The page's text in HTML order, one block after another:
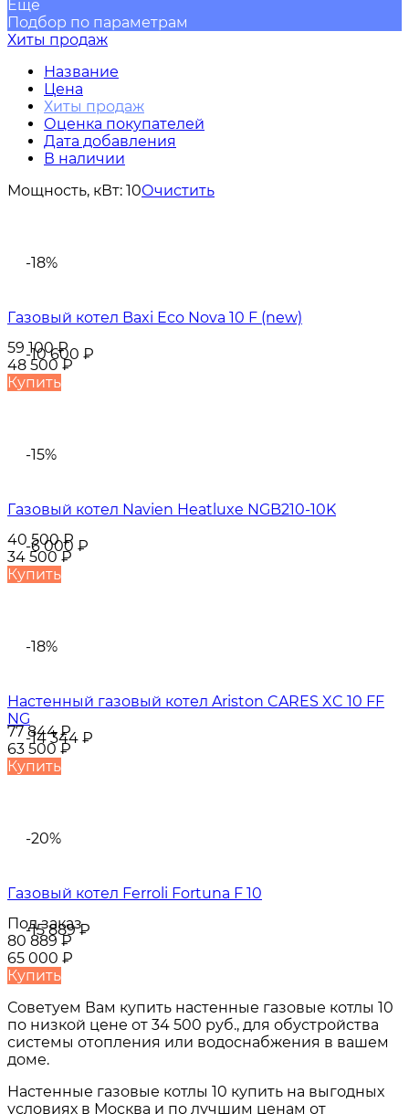
Еще
Подбор по параметрам
Хиты продаж
Название
Цена
Хиты продаж
Оценка покупателей
Дата добавления
В наличии
Мощность, кВт: 10Очистить
-18%
-10 600 ₽
Газовый котел Baxi Eco Nova 10 F (new)
59 100₽
48 500 ₽
Купить
-15%
-6 000 ₽
Газовый котел Navien Heatluxe NGB210-10K
40 500₽
34 500₽
Купить
-18%
-14 344 ₽
Настенный газовый котел Ariston CARES XC 10 FF
NG
77 844₽
63 500 ₽
Купить
-20%
-15 889₽
Газовый котел Ferroli Fortuna F 10
Под заказ
80 889₽
65 000 ₽
Купить
Советуем Вам купить настенные газовые котлы 10
по низкой цене от 34 500 руб., для обустройства
системы отопления или водоснабжения в вашем
доме.
Настенные газовые котлы 10 купить на выгодных
условиях в Москва и по лучшим ценам от